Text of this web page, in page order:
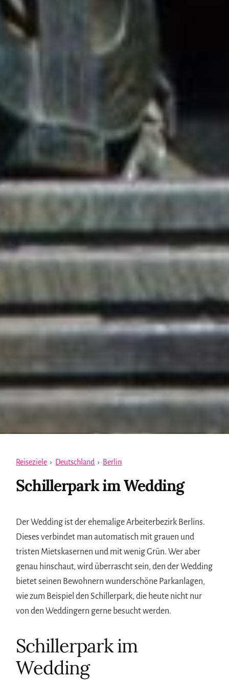
Reiseziele › Deutschland › Berlin
Schillerpark im Wedding
Der Wedding ist der ehemalige Arbeiterbezirk Berlins.
Dieses verbindet man automatisch mit grauen und
tristen Mietskasernen und mit wenig Grün. Wer aber
genau hinschaut, wird überrascht sein, den der Wedding
bietet seinen Bewohnern wunderschöne Parkanlagen,
wie zum Beispiel den Schillerpark, die heute nicht nur
von den Weddingern gerne besucht werden.
Schillerpark im
Wedding